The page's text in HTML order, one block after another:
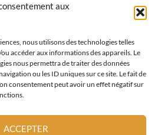
aux
nous utilisons des technologies telles
accéder aux informations des appareils. Le
nous permettra de traiter des données
ou les ID uniques sur ce site. Le fait de
consentement peut avoir un effet négatif sur
ACCEPTER
répondrons à votre
les meilleurs délais.
NOUS